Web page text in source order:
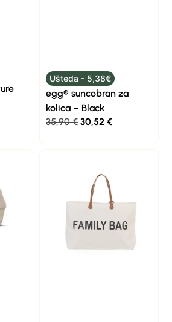
Ušteda - 5,38€
egg® suncobran za
kolica – Black
35,90€ 30,52 €